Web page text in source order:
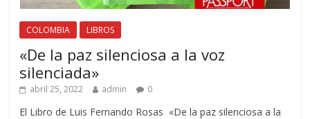
COLOMBIA LIBROS
«De la paz silenciosa a la voz
silenciada»
abril 25, 2022 admin 0
El Libro de Luis Fernando Rosas «De la paz silenciosa a la